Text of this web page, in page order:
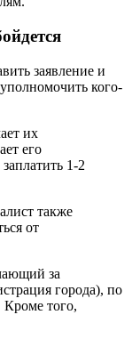
заявление и
кого-
их
его
1-2
также
от
за
города), по
Кроме того,